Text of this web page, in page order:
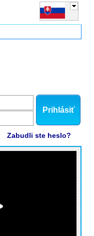
Prihlásiť
Zabudli ste heslo?